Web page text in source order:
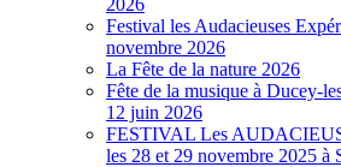
2026
Festival les Audacieuses
novembre 2026
La Fête de la nature 2026
Fête de la musique à Ducey-
12 juin 2026
FESTIVAL Les
les 28 et 29 novembre 2025 à